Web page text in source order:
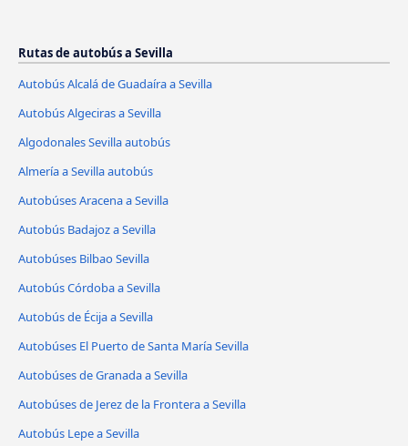
Rutas de autobús a Sevilla
Autobús Alcalá de Guadaíra a Sevilla
Autobús Algeciras a Sevilla
Algodonales Sevilla autobús
Almería a Sevilla autobús
Autobúses Aracena a Sevilla
Autobús Badajoz a Sevilla
Autobúses Bilbao Sevilla
Autobús Córdoba a Sevilla
Autobús de Écija a Sevilla
Autobúses El Puerto de Santa María Sevilla
Autobúses de Granada a Sevilla
Autobúses de Jerez de la Frontera a Sevilla
Autobús Lepe a Sevilla